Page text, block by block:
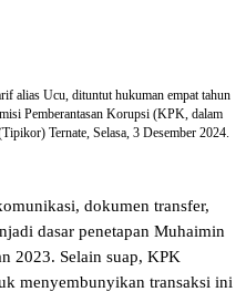
alias Ucu, dituntut hukuman empat tahun
Pemberantasan Korupsi (KPK, dalam
Ternate, Selasa, 3 Desember 2024.
dokumen transfer,
dasar penetapan Muhaimin
2023. Selain suap, KPK
menyembunyikan transaksi ini